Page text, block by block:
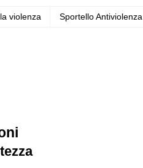
violenza Sportello Antiviolenza